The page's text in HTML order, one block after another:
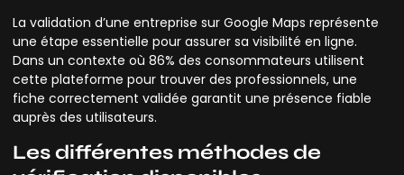
La validation d’une entreprise sur Google Maps représente
une étape essentielle pour assurer sa visibilité en ligne.
Dans un contexte où 86% des consommateurs utilisent
cette plateforme pour trouver des professionnels, une
fiche correctement validée garantit une présence fiable
auprès des utilisateurs.
Les différentes méthodes de